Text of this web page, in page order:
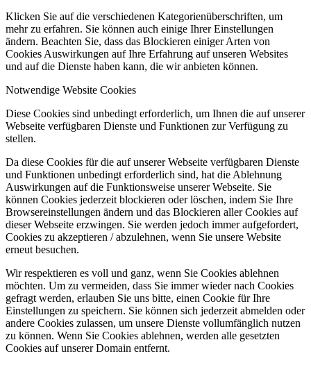
Klicken Sie auf die verschiedenen Kategorienüberschriften, um
mehr zu erfahren. Sie können auch einige Ihrer Einstellungen
ändern. Beachten Sie, dass das Blockieren einiger Arten von
Cookies Auswirkungen auf Ihre Erfahrung auf unseren Websites
und auf die Dienste haben kann, die wir anbieten können.
Notwendige Website Cookies
Diese Cookies sind unbedingt erforderlich, um Ihnen die auf unserer
Webseite verfügbaren Dienste und Funktionen zur Verfügung zu
stellen.
Da diese Cookies für die auf unserer Webseite verfügbaren Dienste
und Funktionen unbedingt erforderlich sind, hat die Ablehnung
Auswirkungen auf die Funktionsweise unserer Webseite. Sie
können Cookies jederzeit blockieren oder löschen, indem Sie Ihre
Browsereinstellungen ändern und das Blockieren aller Cookies auf
dieser Webseite erzwingen. Sie werden jedoch immer aufgefordert,
Cookies zu akzeptieren / abzulehnen, wenn Sie unsere Website
erneut besuchen.
Wir respektieren es voll und ganz, wenn Sie Cookies ablehnen
möchten. Um zu vermeiden, dass Sie immer wieder nach Cookies
gefragt werden, erlauben Sie uns bitte, einen Cookie für Ihre
Einstellungen zu speichern. Sie können sich jederzeit abmelden oder
andere Cookies zulassen, um unsere Dienste vollumfänglich nutzen
zu können. Wenn Sie Cookies ablehnen, werden alle gesetzten
Cookies auf unserer Domain entfernt.